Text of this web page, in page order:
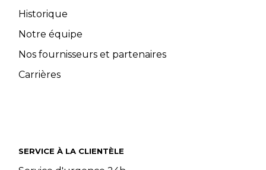
Historique
Notre équipe
Nos fournisseurs et partenaires
Carrières
SERVICE À LA CLIENTÈLE